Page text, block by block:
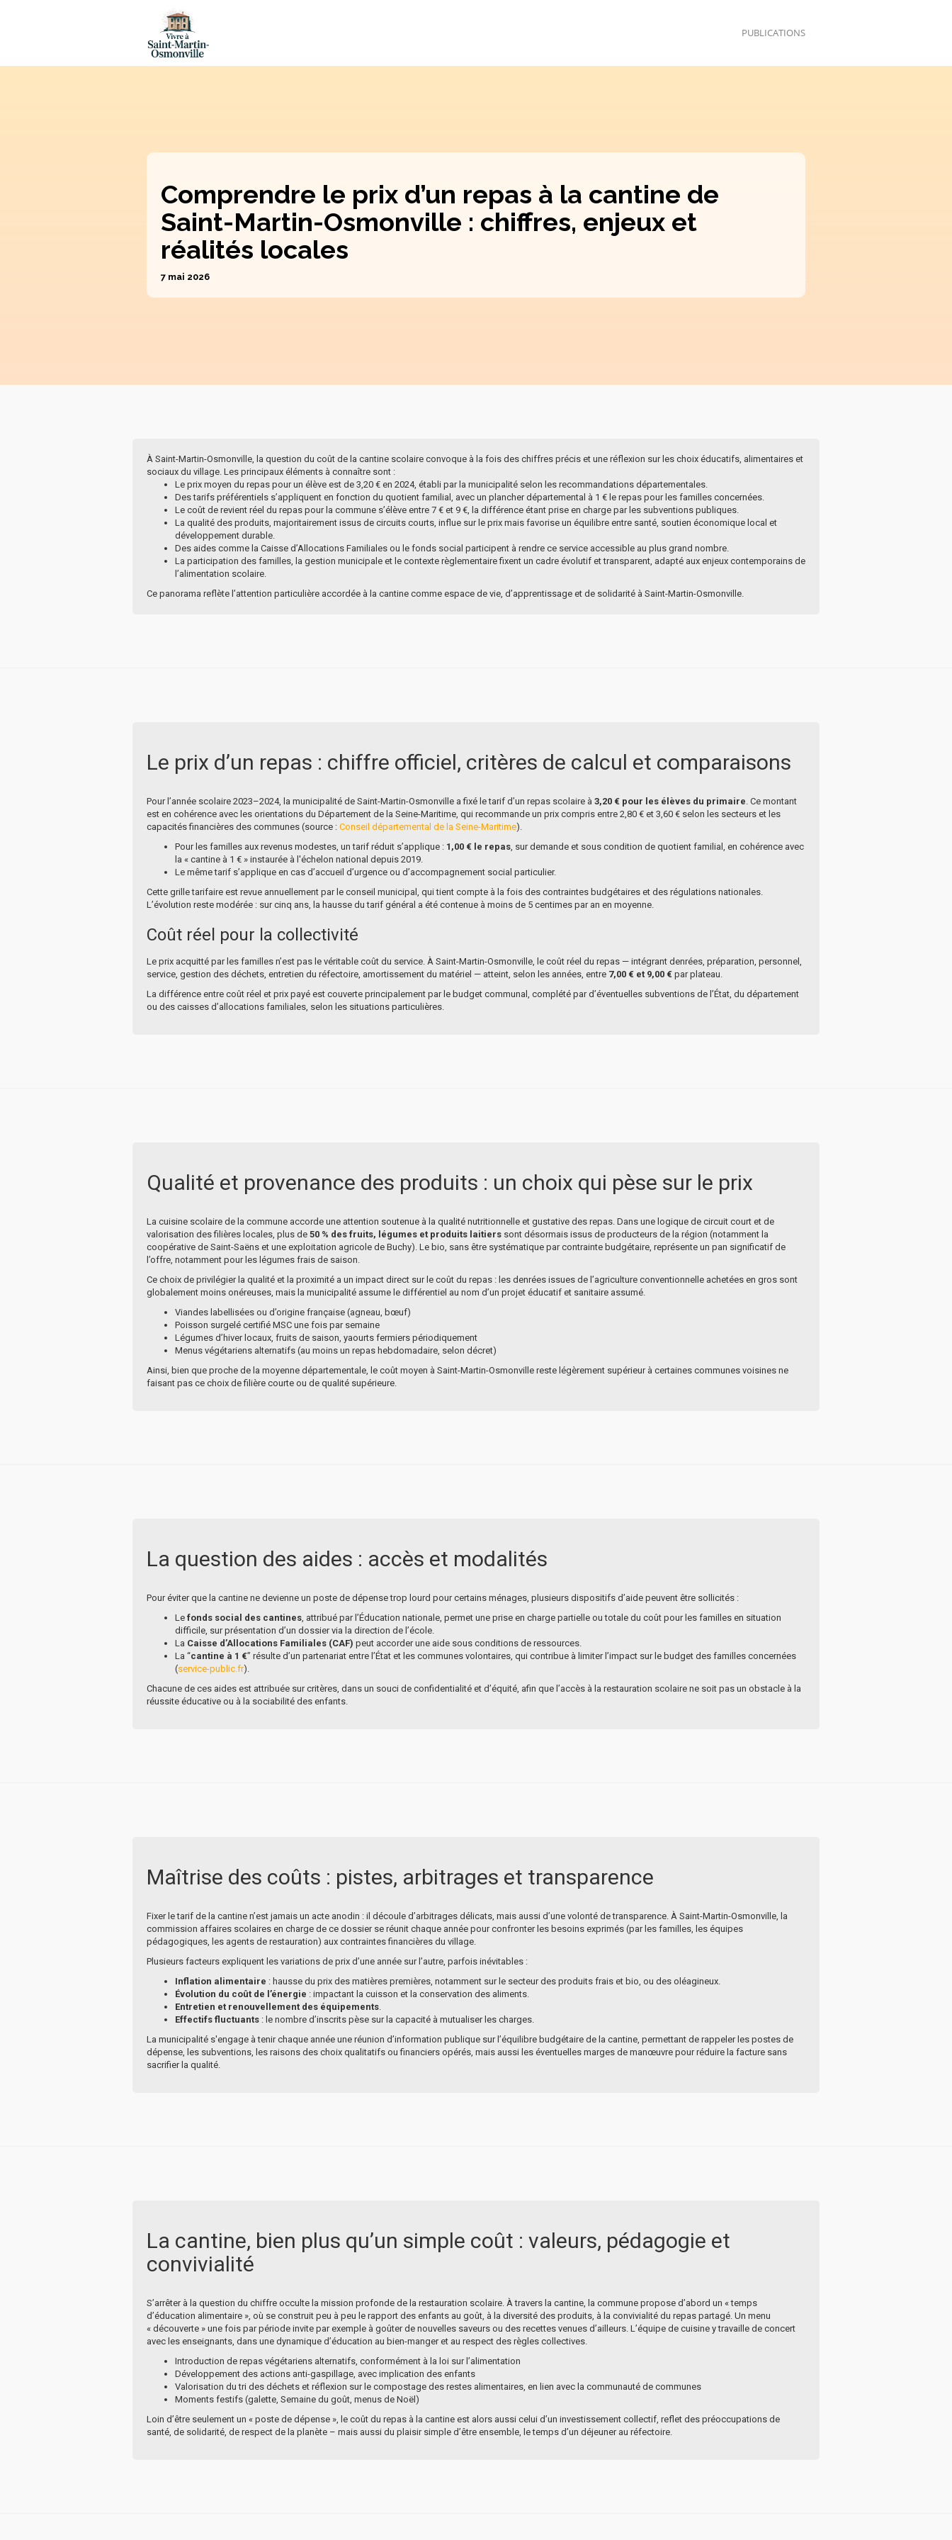
PUBLICATIONS
Comprendre le prix d’un repas à la cantine de
Saint-Martin-Osmonville : chiffres, enjeux et
réalités locales
7 mai 2026
À Saint-Martin-Osmonville, la question du coût de la cantine scolaire convoque à la fois des chiffres précis et une réflexion sur les choix éducatifs, alimentaires et
sociaux du village. Les principaux éléments à connaître sont :
Le prix moyen du repas pour un élève est de 3,20 € en 2024, établi par la municipalité selon les recommandations départementales.
Des tarifs préférentiels s’appliquent en fonction du quotient familial, avec un plancher départemental à 1 € le repas pour les familles concernées.
Le coût de revient réel du repas pour la commune s’élève entre 7 € et 9 €, la différence étant prise en charge par les subventions publiques.
La qualité des produits, majoritairement issus de circuits courts, influe sur le prix mais favorise un équilibre entre santé, soutien économique local et
développement durable.
Des aides comme la Caisse d’Allocations Familiales ou le fonds social participent à rendre ce service accessible au plus grand nombre.
La participation des familles, la gestion municipale et le contexte règlementaire fixent un cadre évolutif et transparent, adapté aux enjeux contemporains de
l’alimentation scolaire.
Ce panorama reflète l’attention particulière accordée à la cantine comme espace de vie, d’apprentissage et de solidarité à Saint-Martin-Osmonville.
Le prix d’un repas : chiffre officiel, critères de calcul et comparaisons
Pour l’année scolaire 2023–2024, la municipalité de Saint-Martin-Osmonville a fixé le tarif d’un repas scolaire à 3,20 € pour les élèves du primaire . Ce montant
est en cohérence avec les orientations du Département de la Seine-Maritime, qui recommande un prix compris entre 2,80 € et 3,60 € selon les secteurs et les
capacités financières des communes (source : Conseil départemental de la Seine-Maritime).
Pour les familles aux revenus modestes, un tarif réduit s’applique : 1,00 € le repas , sur demande et sous condition de quotient familial, en cohérence avec
la « cantine à 1 € » instaurée à l'échelon national depuis 2019.
Le même tarif s’applique en cas d’accueil d’urgence ou d’accompagnement social particulier.
Cette grille tarifaire est revue annuellement par le conseil municipal, qui tient compte à la fois des contraintes budgétaires et des régulations nationales.
L’évolution reste modérée : sur cinq ans, la hausse du tarif général a été contenue à moins de 5 centimes par an en moyenne.
Coût réel pour la collectivité
Le prix acquitté par les familles n’est pas le véritable coût du service. À Saint-Martin-Osmonville, le coût réel du repas — intégrant denrées, préparation, personnel,
service, gestion des déchets, entretien du réfectoire, amortissement du matériel — atteint, selon les années, entre 7,00 € et 9,00 € par plateau.
La différence entre coût réel et prix payé est couverte principalement par le budget communal, complété par d’éventuelles subventions de l’État, du département
ou des caisses d’allocations familiales, selon les situations particulières.
Qualité et provenance des produits : un choix qui pèse sur le prix
La cuisine scolaire de la commune accorde une attention soutenue à la qualité nutritionnelle et gustative des repas. Dans une logique de circuit court et de
valorisation des filières locales, plus de 50 % des fruits, légumes et produits laitiers sont désormais issus de producteurs de la région (notamment la
coopérative de Saint-Saëns et une exploitation agricole de Buchy). Le bio, sans être systématique par contrainte budgétaire, représente un pan significatif de
l’offre, notamment pour les légumes frais de saison.
Ce choix de privilégier la qualité et la proximité a un impact direct sur le coût du repas : les denrées issues de l’agriculture conventionnelle achetées en gros sont
globalement moins onéreuses, mais la municipalité assume le différentiel au nom d’un projet éducatif et sanitaire assumé.
Viandes labellisées ou d’origine française (agneau, bœuf)
Poisson surgelé certifié MSC une fois par semaine
Légumes d’hiver locaux, fruits de saison, yaourts fermiers périodiquement
Menus végétariens alternatifs (au moins un repas hebdomadaire, selon décret)
Ainsi, bien que proche de la moyenne départementale, le coût moyen à Saint-Martin-Osmonville reste légèrement supérieur à certaines communes voisines ne
faisant pas ce choix de filière courte ou de qualité supérieure.
La question des aides : accès et modalités
Pour éviter que la cantine ne devienne un poste de dépense trop lourd pour certains ménages, plusieurs dispositifs d’aide peuvent être sollicités :
Le fonds social des cantines , attribué par l’Éducation nationale, permet une prise en charge partielle ou totale du coût pour les familles en situation
difficile, sur présentation d’un dossier via la direction de l’école.
La Caisse d’Allocations Familiales (CAF) peut accorder une aide sous conditions de ressources.
La “cantine à 1 €” résulte d’un partenariat entre l’État et les communes volontaires, qui contribue à limiter l’impact sur le budget des familles concernées
(service-public.fr).
Chacune de ces aides est attribuée sur critères, dans un souci de confidentialité et d’équité, afin que l’accès à la restauration scolaire ne soit pas un obstacle à la
réussite éducative ou à la sociabilité des enfants.
Maîtrise des coûts : pistes, arbitrages et transparence
Fixer le tarif de la cantine n’est jamais un acte anodin : il découle d’arbitrages délicats, mais aussi d’une volonté de transparence. À Saint-Martin-Osmonville, la
commission affaires scolaires en charge de ce dossier se réunit chaque année pour confronter les besoins exprimés (par les familles, les équipes
pédagogiques, les agents de restauration) aux contraintes financières du village.
Plusieurs facteurs expliquent les variations de prix d’une année sur l’autre, parfois inévitables :
Inflation alimentaire : hausse du prix des matières premières, notamment sur le secteur des produits frais et bio, ou des oléagineux.
Évolution du coût de l’énergie : impactant la cuisson et la conservation des aliments.
Entretien et renouvellement des équipements
Effectifs fluctuants : le nombre d’inscrits pèse sur la capacité à mutualiser les charges.
La municipalité s'engage à tenir chaque année une réunion d’information publique sur l’équilibre budgétaire de la cantine, permettant de rappeler les postes de
dépense, les subventions, les raisons des choix qualitatifs ou financiers opérés, mais aussi les éventuelles marges de manœuvre pour réduire la facture sans
sacrifier la qualité.
La cantine, bien plus qu’un simple coût : valeurs, pédagogie et
convivialité
S’arrêter à la question du chiffre occulte la mission profonde de la restauration scolaire. À travers la cantine, la commune propose d’abord un « temps
d’éducation alimentaire », où se construit peu à peu le rapport des enfants au goût, à la diversité des produits, à la convivialité du repas partagé. Un menu
« découverte » une fois par période invite par exemple à goûter de nouvelles saveurs ou des recettes venues d’ailleurs. L’équipe de cuisine y travaille de concert
avec les enseignants, dans une dynamique d’éducation au bien-manger et au respect des règles collectives.
Introduction de repas végétariens alternatifs, conformément à la loi sur l’alimentation
Développement des actions anti-gaspillage, avec implication des enfants
Valorisation du tri des déchets et réflexion sur le compostage des restes alimentaires, en lien avec la communauté de communes
Moments festifs (galette, Semaine du goût, menus de Noël)
Loin d’être seulement un « poste de dépense », le coût du repas à la cantine est alors aussi celui d’un investissement collectif, reflet des préoccupations de
santé, de solidarité, de respect de la planète – mais aussi du plaisir simple d’être ensemble, le temps d’un déjeuner au réfectoire.